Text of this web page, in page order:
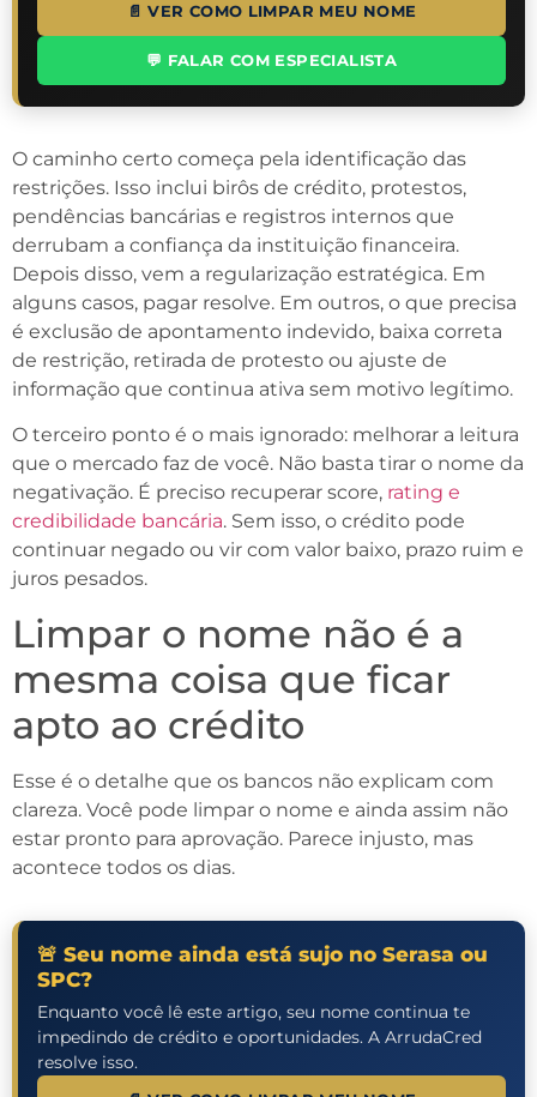
📄 VER COMO LIMPAR MEU NOME
💬 FALAR COM ESPECIALISTA
O caminho certo começa pela identificação das
restrições. Isso inclui birôs de crédito, protestos,
pendências bancárias e registros internos que
derrubam a confiança da instituição financeira.
Depois disso, vem a regularização estratégica. Em
alguns casos, pagar resolve. Em outros, o que precisa
é exclusão de apontamento indevido, baixa correta
de restrição, retirada de protesto ou ajuste de
informação que continua ativa sem motivo legítimo.
O terceiro ponto é o mais ignorado: melhorar a leitura
que o mercado faz de você. Não basta tirar o nome da
negativação. É preciso recuperar score, rating e
credibilidade bancária. Sem isso, o crédito pode
continuar negado ou vir com valor baixo, prazo ruim e
juros pesados.
Limpar o nome não é a
mesma coisa que ficar
apto ao crédito
Esse é o detalhe que os bancos não explicam com
clareza. Você pode limpar o nome e ainda assim não
estar pronto para aprovação. Parece injusto, mas
acontece todos os dias.
🚨 Seu nome ainda está sujo no Serasa ou
SPC?
Enquanto você lê este artigo, seu nome continua te
impedindo de crédito e oportunidades. A ArrudaCred
resolve isso.